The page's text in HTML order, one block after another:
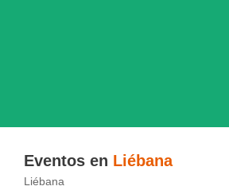
Eventos en Liébana
Liébana